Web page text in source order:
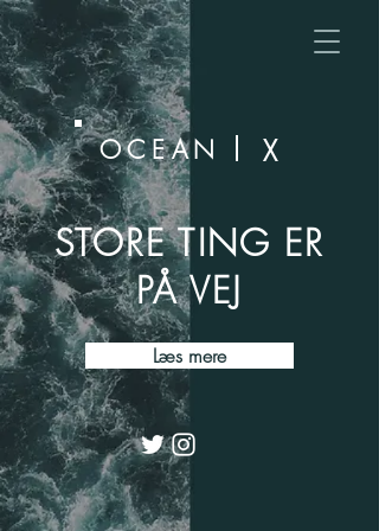
OCEAN X
STORE TING ER
PÅ VEJ
Læs mere